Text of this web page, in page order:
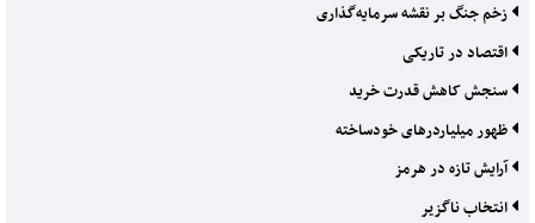
زخم جنگ بر نقشه سرمایه‌گذاری
اقتصاد در تاریکی
سنجش کاهش قدرت خرید
ظهور میلیاردرهای خودساخته
آرایش تازه در هرمز
انتخاب ناگزیر